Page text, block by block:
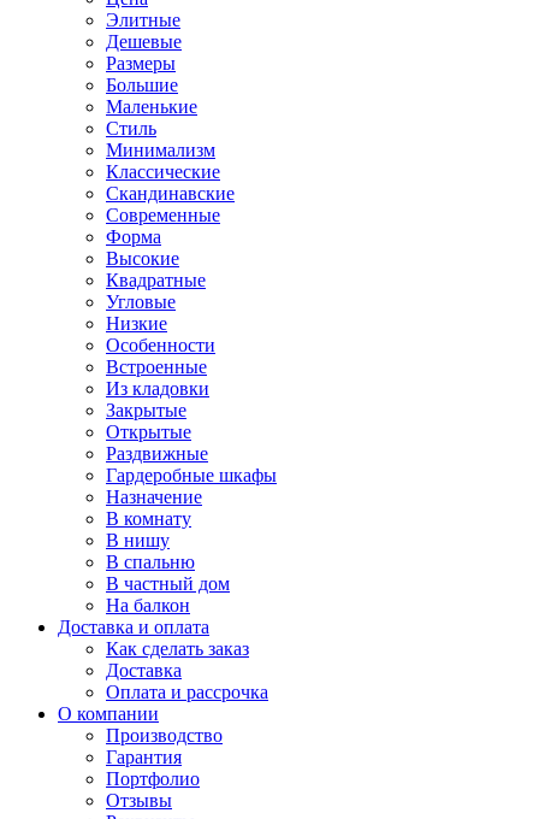
Элитные
Дешевые
Размеры
Большие
Маленькие
Стиль
Минимализм
Классические
Скандинавские
Современные
Форма
Высокие
Квадратные
Угловые
Низкие
Особенности
Встроенные
Из кладовки
Закрытые
Открытые
Раздвижные
Гардеробные шкафы
Назначение
В комнату
В нишу
В спальню
В частный дом
На балкон
Доставка и оплата
Как сделать заказ
Доставка
Оплата и рассрочка
О компании
Производство
Гарантия
Портфолио
Отзывы